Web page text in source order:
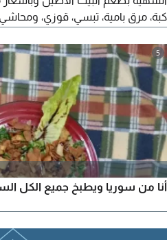
كبة، مرق بامية، تبسي، قوزي،
الطلبات الخاصة والعزائم
بعناية وبمكونات عالية الجودة.
الخاص
5
أنا من سوريا ويطبخ جميع الكل